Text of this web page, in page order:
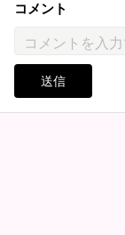
コメント
送信